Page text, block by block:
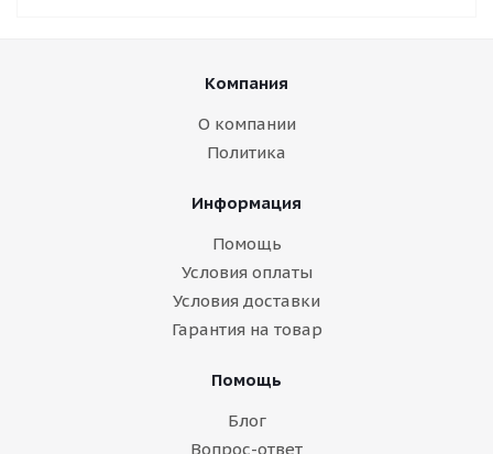
Компания
О компании
Политика
Информация
Помощь
Условия оплаты
Условия доставки
Гарантия на товар
Помощь
Блог
Вопрос-ответ